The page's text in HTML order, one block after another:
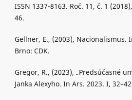
ISSN 1337-8163. Roč. 11, č. 1
46.
Gellner, E., (2003), Nacionalismus.
Brno: CDK.
Gregor, R., (2023), „Predsúčasné
Janka Alexyho. In Ars. 2023. I,